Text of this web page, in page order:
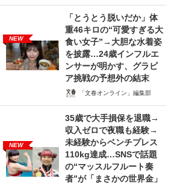
NEW
「とうとう脱いだか」体
重46キロの“可愛すぎる大
食い女子”→大胆な水着姿
を披露…24歳インフルエ
ンサーが明かす、グラビ
ア挑戦の予想外の結末
「文春オンライン」編集部
NEW
35歳で大手損保を退職→
収入ゼロで夜職も経験→
未経験からベンチプレス
110kg達成…SNSで話題
の“マッスルフルート奏
者”が「まさかの世界金」